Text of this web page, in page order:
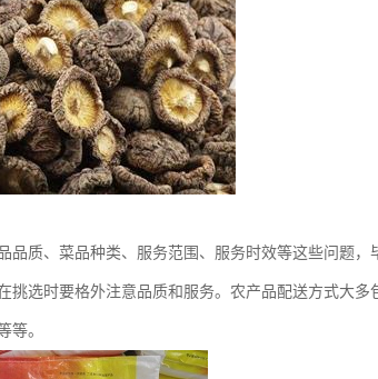
质、菜品种类、服务范围、服务时效等这些问题，
选时要格外注意品质和服务。农产品配送方式大多
等。